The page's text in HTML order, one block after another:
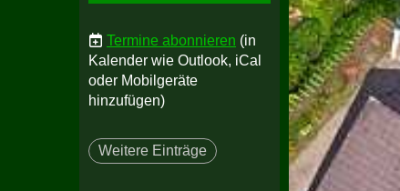
Termine abonnieren (in
Kalender wie Outlook, iCal
oder Mobilgeräte
hinzufügen)
Weitere Einträge